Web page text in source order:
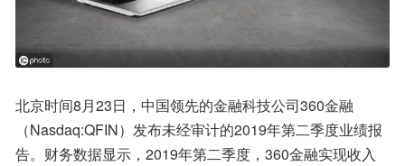
北京时间8月23日，中国领先的金融科技公司360金融
（Nasdaq:QFIN）发布未经审计的2019年第二季度业绩报
告。财务数据显示，2019年第二季度，360金融实现收入